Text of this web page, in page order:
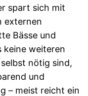
spart sich mit
externen
Bässe und
keine weiteren
nötig sind,
und
– meist reicht ein